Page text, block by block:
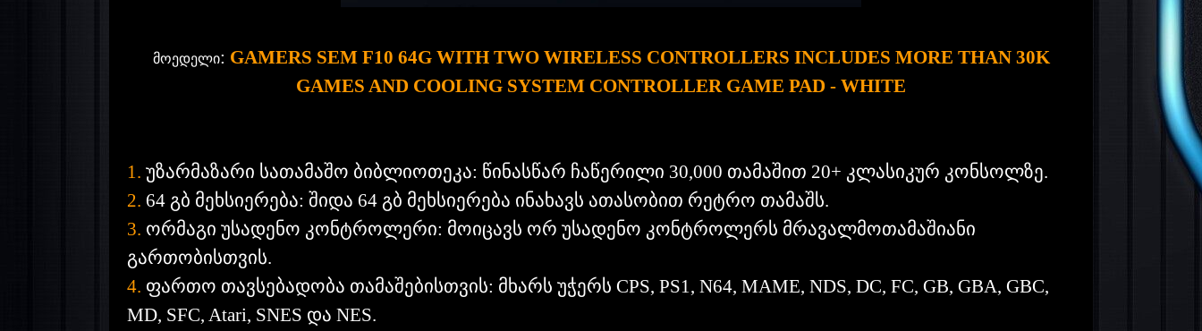
მოედელი: GAMERS SEM F10 64G WITH TWO WIRELESS CONTROLLERS INCLUDES MORE THAN 30K
GAMES AND COOLING SYSTEM CONTROLLER GAME PAD - WHITE
1. უზარმაზარი სათამაშო ბიბლიოთეკა: წინასწარ ჩაწერილი 30,000 თამაშით 20+ კლასიკურ კონსოლზე.
2. 64 გბ მეხსიერება: შიდა 64 გბ მეხსიერება ინახავს ათასობით რეტრო თამაშს.
3. ორმაგი უსადენო კონტროლერი: მოიცავს ორ უსადენო კონტროლერს მრავალმოთამაშიანი
გართობისთვის.
4. ფართო თავსებადობა თამაშებისთვის: მხარს უჭერს CPS, PS1, N64, MAME, NDS, DC, FC, GB, GBA, GBC,
MD, SFC, Atari, SNES და NES.